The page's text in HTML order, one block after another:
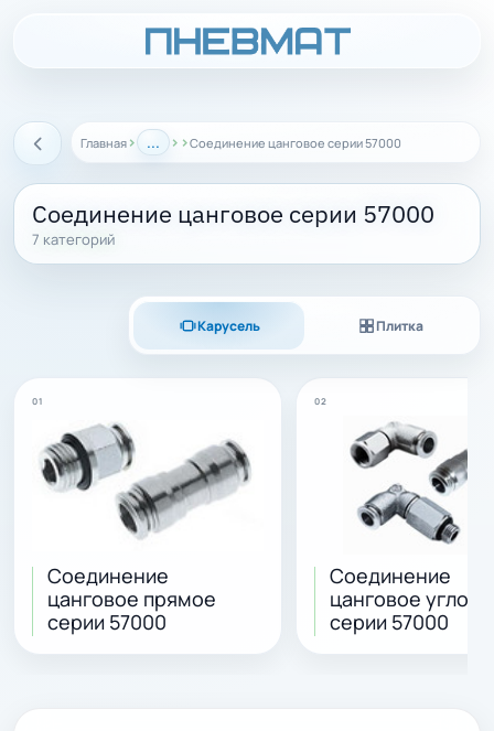
Назад Главная › ... › ›Соединение цанговое серии 57000
Соединение цанговое серии 57000
7 категорий
Карусель Плитка
01
Соединение
цанговое прямое
серии 57000
02
Соединение
цанговое
серии 57000